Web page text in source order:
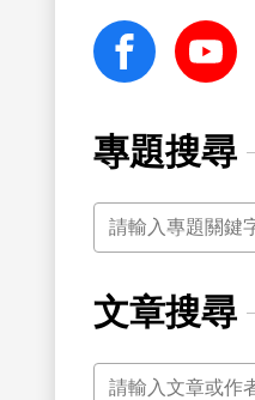
籤
facebook Youtube
專題搜尋
關鍵字
文章搜尋
關鍵字